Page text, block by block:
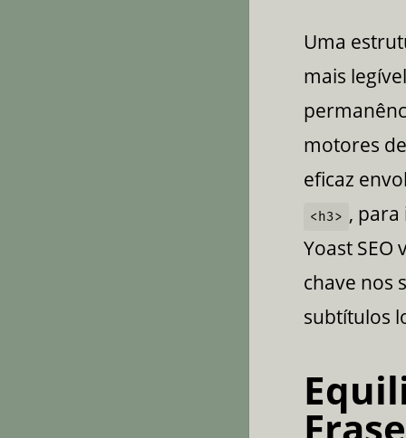
Uma
mais
motores
eficaz
<h3> ,
Yoast
chave nos
subtítulos